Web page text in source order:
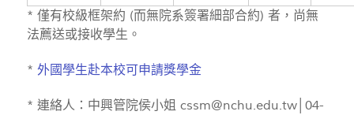
* 僅有校級框架約 (而無院系簽署細部合約) 者，尚無
法薦送或接收學生。
* 外國學生赴本校可申請獎學金
* 連絡人：中興管院侯小姐 cssm@nchu.edu.tw │04-